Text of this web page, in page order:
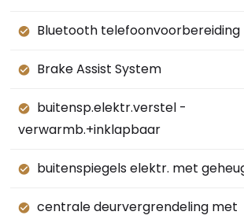
Bluetooth telefoonvoorbereiding
Brake Assist System
buitensp.elektr.verstel -
verwarmb.+inklapbaar
buitenspiegels elektr. met
centrale deurvergrendeling met